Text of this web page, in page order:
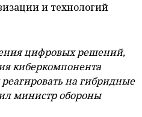
и технологий
цифровых решений,
киберкомпонента
на гибридные
министр обороны